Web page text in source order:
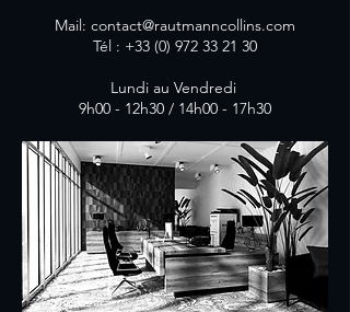
Mail: contact@rautmanncollins.com
Tél : +33 (0) 972 33 21 30
Lundi au Vendredi
9h00 - 12h30 / 14h00 - 17h30